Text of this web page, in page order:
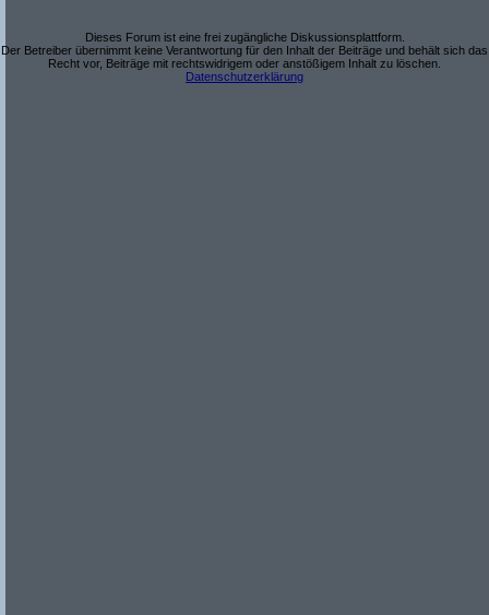
Dieses Forum ist eine frei zugängliche Diskussionsplattform.
Der Betreiber übernimmt keine Verantwortung für den Inhalt der Beiträge und behält sich das
Recht vor, Beiträge mit rechtswidrigem oder anstößigem Inhalt zu löschen.
Datenschutzerklärung